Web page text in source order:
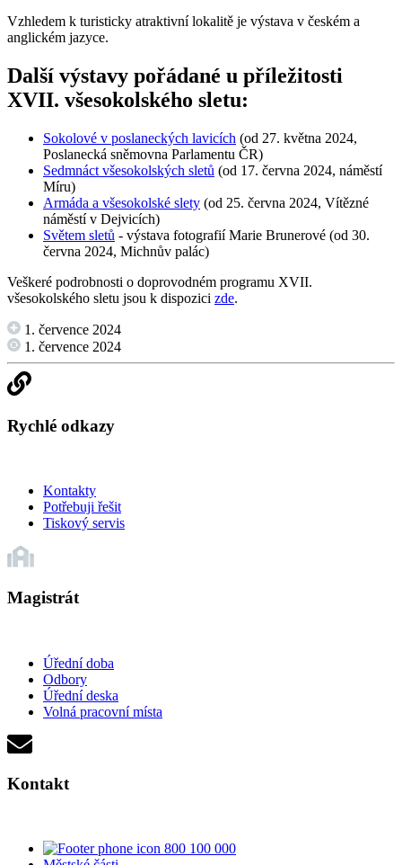
Vzhledem k turisticky atraktivní lokalitě je výstava v českém a
anglickém jazyce.
Další výstavy pořádané u příležitosti
XVII. všesokolského sletu:
Sokolové v poslaneckých lavicích (od 27. května 2024,
Poslanecká sněmovna Parlamentu ČR)
Sedmnáct všesokolských sletů (od 17. června 2024, náměstí
Míru)
Armáda a všesokolské slety (od 25. června 2024, Vítězné
náměstí v Dejvicích)
Světem sletů - výstava fotografií Marie Brunerové (od 30.
června 2024, Michnův palác)
Veškeré podrobnosti o doprovodném programu XVII.
všesokolského sletu jsou k dispozici zde.
1. července 2024
1. července 2024
Rychlé odkazy
Kontakty
Potřebuji řešit
Tiskový servis
Magistrát
Úřední doba
Odbory
Úřední deska
Volná pracovní místa
Kontakt
800 100 000